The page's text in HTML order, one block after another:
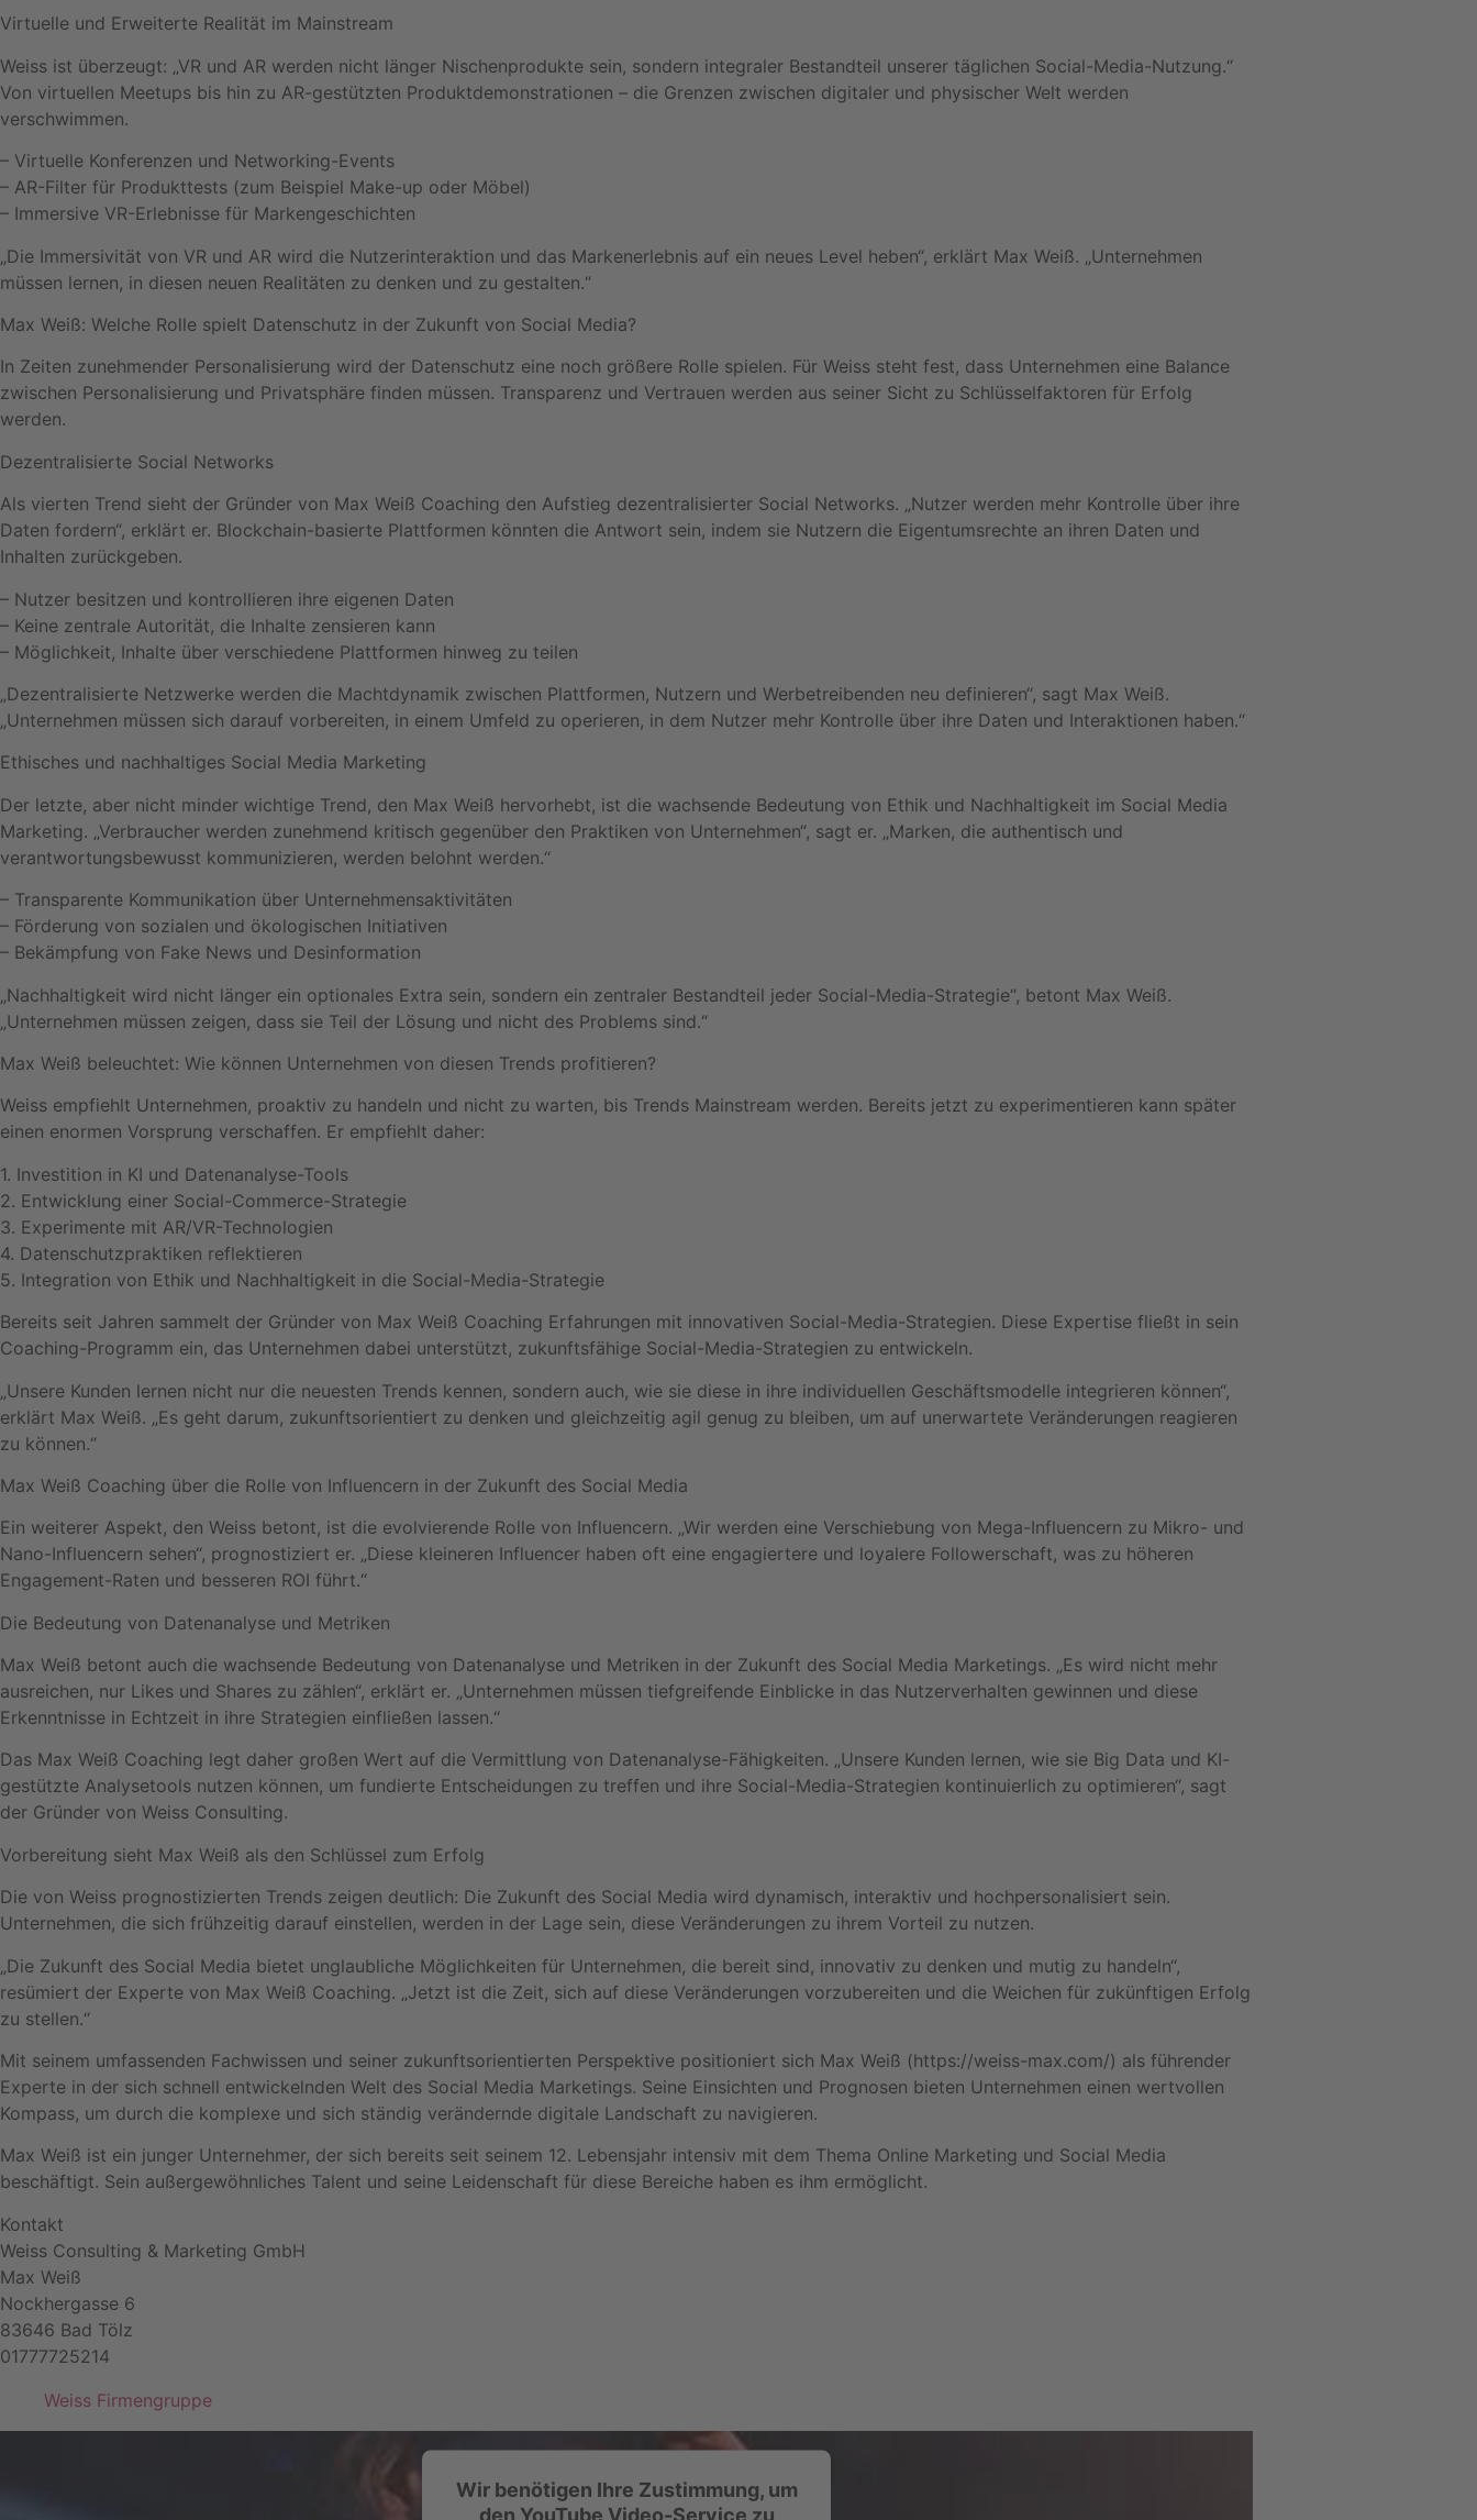
Virtuelle und Erweiterte Realität im Mainstream
Weiss ist überzeugt: „VR und AR werden nicht länger Nischenprodukte sein, sondern integraler Bestandteil unserer täglichen Social-Media-Nutzung.“
Von virtuellen Meetups bis hin zu AR-gestützten Produktdemonstrationen – die Grenzen zwischen digitaler und physischer Welt werden
verschwimmen.
– Virtuelle Konferenzen und Networking-Events
– AR-Filter für Produkttests (zum Beispiel Make-up oder Möbel)
– Immersive VR-Erlebnisse für Markengeschichten
„Die Immersivität von VR und AR wird die Nutzerinteraktion und das Markenerlebnis auf ein neues Level heben“, erklärt Max Weiß. „Unternehmen
müssen lernen, in diesen neuen Realitäten zu denken und zu gestalten.“
Max Weiß: Welche Rolle spielt Datenschutz in der Zukunft von Social Media?
In Zeiten zunehmender Personalisierung wird der Datenschutz eine noch größere Rolle spielen. Für Weiss steht fest, dass Unternehmen eine Balance
zwischen Personalisierung und Privatsphäre finden müssen. Transparenz und Vertrauen werden aus seiner Sicht zu Schlüsselfaktoren für Erfolg
werden.
Dezentralisierte Social Networks
Als vierten Trend sieht der Gründer von Max Weiß Coaching den Aufstieg dezentralisierter Social Networks. „Nutzer werden mehr Kontrolle über ihre
Daten fordern“, erklärt er. Blockchain-basierte Plattformen könnten die Antwort sein, indem sie Nutzern die Eigentumsrechte an ihren Daten und
Inhalten zurückgeben.
– Nutzer besitzen und kontrollieren ihre eigenen Daten
– Keine zentrale Autorität, die Inhalte zensieren kann
– Möglichkeit, Inhalte über verschiedene Plattformen hinweg zu teilen
„Dezentralisierte Netzwerke werden die Machtdynamik zwischen Plattformen, Nutzern und Werbetreibenden neu definieren“, sagt Max Weiß.
„Unternehmen müssen sich darauf vorbereiten, in einem Umfeld zu operieren, in dem Nutzer mehr Kontrolle über ihre Daten und Interaktionen haben.“
Ethisches und nachhaltiges Social Media Marketing
Der letzte, aber nicht minder wichtige Trend, den Max Weiß hervorhebt, ist die wachsende Bedeutung von Ethik und Nachhaltigkeit im Social Media
Marketing. „Verbraucher werden zunehmend kritisch gegenüber den Praktiken von Unternehmen“, sagt er. „Marken, die authentisch und
verantwortungsbewusst kommunizieren, werden belohnt werden.“
– Transparente Kommunikation über Unternehmensaktivitäten
– Förderung von sozialen und ökologischen Initiativen
– Bekämpfung von Fake News und Desinformation
„Nachhaltigkeit wird nicht länger ein optionales Extra sein, sondern ein zentraler Bestandteil jeder Social-Media-Strategie“, betont Max Weiß.
„Unternehmen müssen zeigen, dass sie Teil der Lösung und nicht des Problems sind.“
Max Weiß beleuchtet: Wie können Unternehmen von diesen Trends profitieren?
Weiss empfiehlt Unternehmen, proaktiv zu handeln und nicht zu warten, bis Trends Mainstream werden. Bereits jetzt zu experimentieren kann später
einen enormen Vorsprung verschaffen. Er empfiehlt daher:
1. Investition in KI und Datenanalyse-Tools
2. Entwicklung einer Social-Commerce-Strategie
3. Experimente mit AR/VR-Technologien
4. Datenschutzpraktiken reflektieren
5. Integration von Ethik und Nachhaltigkeit in die Social-Media-Strategie
Bereits seit Jahren sammelt der Gründer von Max Weiß Coaching Erfahrungen mit innovativen Social-Media-Strategien. Diese Expertise fließt in sein
Coaching-Programm ein, das Unternehmen dabei unterstützt, zukunftsfähige Social-Media-Strategien zu entwickeln.
„Unsere Kunden lernen nicht nur die neuesten Trends kennen, sondern auch, wie sie diese in ihre individuellen Geschäftsmodelle integrieren können“,
erklärt Max Weiß. „Es geht darum, zukunftsorientiert zu denken und gleichzeitig agil genug zu bleiben, um auf unerwartete Veränderungen reagieren
zu können.“
Max Weiß Coaching über die Rolle von Influencern in der Zukunft des Social Media
Ein weiterer Aspekt, den Weiss betont, ist die evolvierende Rolle von Influencern. „Wir werden eine Verschiebung von Mega-Influencern zu Mikro- und
Nano-Influencern sehen“, prognostiziert er. „Diese kleineren Influencer haben oft eine engagiertere und loyalere Followerschaft, was zu höheren
Engagement-Raten und besseren ROI führt.“
Die Bedeutung von Datenanalyse und Metriken
Max Weiß betont auch die wachsende Bedeutung von Datenanalyse und Metriken in der Zukunft des Social Media Marketings. „Es wird nicht mehr
ausreichen, nur Likes und Shares zu zählen“, erklärt er. „Unternehmen müssen tiefgreifende Einblicke in das Nutzerverhalten gewinnen und diese
Erkenntnisse in Echtzeit in ihre Strategien einfließen lassen.“
Das Max Weiß Coaching legt daher großen Wert auf die Vermittlung von Datenanalyse-Fähigkeiten. „Unsere Kunden lernen, wie sie Big Data und KI-
gestützte Analysetools nutzen können, um fundierte Entscheidungen zu treffen und ihre Social-Media-Strategien kontinuierlich zu optimieren“, sagt
der Gründer von Weiss Consulting.
Vorbereitung sieht Max Weiß als den Schlüssel zum Erfolg
Die von Weiss prognostizierten Trends zeigen deutlich: Die Zukunft des Social Media wird dynamisch, interaktiv und hochpersonalisiert sein.
Unternehmen, die sich frühzeitig darauf einstellen, werden in der Lage sein, diese Veränderungen zu ihrem Vorteil zu nutzen.
„Die Zukunft des Social Media bietet unglaubliche Möglichkeiten für Unternehmen, die bereit sind, innovativ zu denken und mutig zu handeln“,
resümiert der Experte von Max Weiß Coaching. „Jetzt ist die Zeit, sich auf diese Veränderungen vorzubereiten und die Weichen für zukünftigen Erfolg
zu stellen.“
Mit seinem umfassenden Fachwissen und seiner zukunftsorientierten Perspektive positioniert sich Max Weiß (https://weiss-max.com/) als führender
Experte in der sich schnell entwickelnden Welt des Social Media Marketings. Seine Einsichten und Prognosen bieten Unternehmen einen wertvollen
Kompass, um durch die komplexe und sich ständig verändernde digitale Landschaft zu navigieren.
Max Weiß ist ein junger Unternehmer, der sich bereits seit seinem 12. Lebensjahr intensiv mit dem Thema Online Marketing und Social Media
beschäftigt. Sein außergewöhnliches Talent und seine Leidenschaft für diese Bereiche haben es ihm ermöglicht.
Kontakt
Weiss Consulting & Marketing GmbH
Max Weiß
Nockhergasse 6
83646 Bad Tölz
01777725214
Weiss Firmengruppe
Wir benötigen Ihre Zustimmung, um
den YouTube Video-Service zu